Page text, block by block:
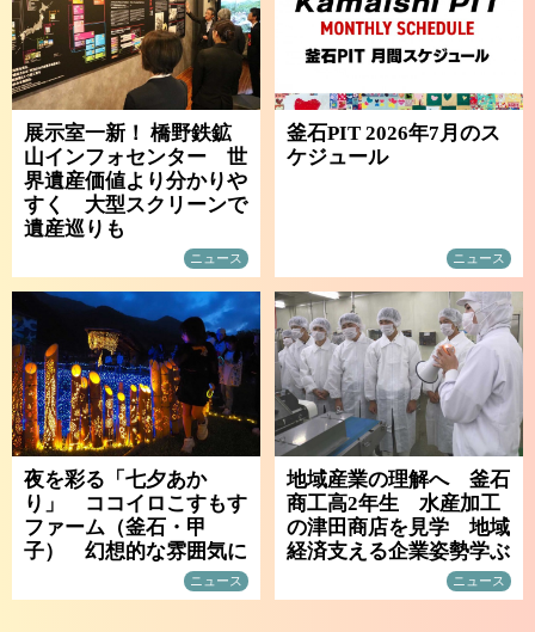
展示室一新！ 橋野鉄鉱
山インフォセンター 世
界遺産価値より分かりや
すく 大型スクリーンで
遺産巡りも
ニュース
釜石PIT 2026年7月のス
ケジュール
ニュース
夜を彩る「七夕あか
り」 ココイロこすもす
ファーム（釜石・甲
子） 幻想的な雰囲気に
ニュース
地域産業の理解へ 釜石
商工高2年生 水産加工
の津田商店を見学 地域
経済支える企業姿勢学ぶ
ニュース